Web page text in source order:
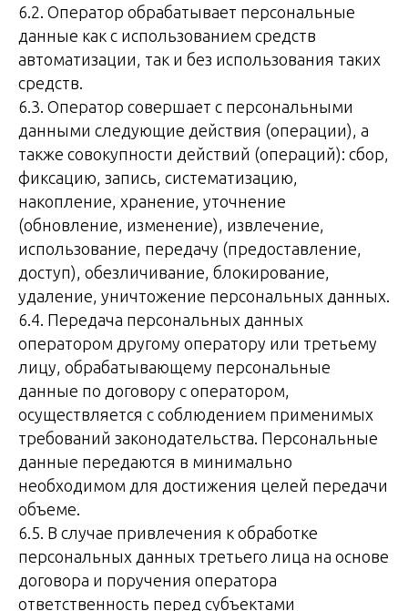
6.2. Оператор обрабатывает персональные
данные как с использованием средств
автоматизации, так и без использования таких
средств.
6.3. Оператор совершает с персональными
данными следующие действия (операции), а
также совокупности действий (операций): сбор,
фиксацию, запись, систематизацию,
накопление, хранение, уточнение
(обновление, изменение), извлечение,
использование, передачу (предоставление,
доступ), обезличивание, блокирование,
удаление, уничтожение персональных данных.
6.4. Передача персональных данных
оператором другому оператору или третьему
лицу, обрабатывающему персональные
данные по договору с оператором,
осуществляется с соблюдением применимых
требований законодательства. Персональные
данные передаются в минимально
необходимом для достижения целей передачи
объеме.
6.5. В случае привлечения к обработке
персональных данных третьего лица на основе
договора и поручения оператора
ответственность перед субъектами